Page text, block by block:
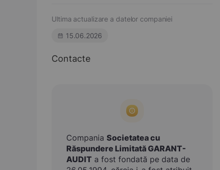
Ultima actualizare a datelor companiei
15.06.2026
Contacte
Compania Societatea cu
Răspundere Limitată GARANT-
AUDIT a fost fondată pe data de